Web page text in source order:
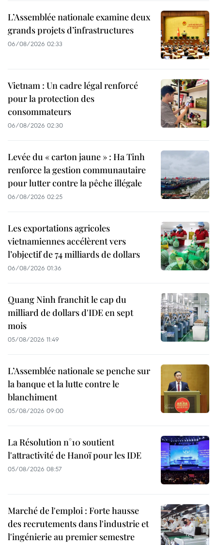
L’Assemblée nationale examine deux
grands projets d’infrastructures
06/08/2026 02:33
Vietnam : Un cadre légal renforcé
pour la protection des
consommateurs
06/08/2026 02:30
Levée du « carton jaune » : Ha Tinh
renforce la gestion communautaire
pour lutter contre la pêche illégale
06/08/2026 02:25
Les exportations agricoles
vietnamiennes accélèrent vers
l’objectif de 74 milliards de dollars
06/08/2026 01:36
Quang Ninh franchit le cap du
milliard de dollars d'IDE en sept
mois
05/08/2026 11:49
L’Assemblée nationale se penche sur
la banque et la lutte contre le
blanchiment
05/08/2026 09:00
La Résolution n°10 soutient
l'attractivité de Hanoï pour les IDE
05/08/2026 08:57
Marché de l'emploi : Forte hausse
des recrutements dans l'industrie et
l'ingénierie au premier semestre